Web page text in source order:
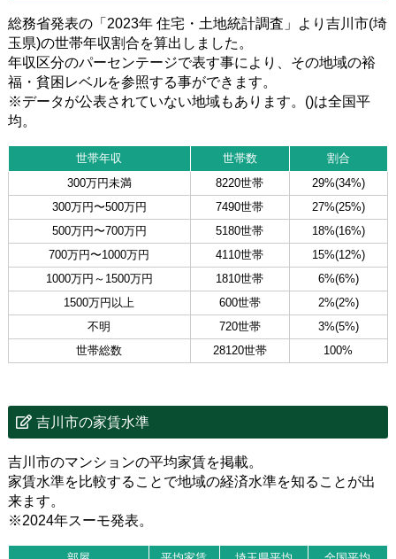
総務省発表の「2023年 住宅・土地統計調査」より吉川市(埼
玉県)の世帯年収割合を算出しました。
年収区分のパーセンテージで表す事により、その地域の裕
福・貧困レベルを参照する事ができます。
※データが公表されていない地域もあります。()は全国平
均。
世帯年収 世帯数
割合
300万円未満
8220世帯
29%(34%)
300万円〜500万円
7490世帯
27%(25%)
500万円〜700万円
5180世帯
18%(16%)
700万円〜1000万円
4110世帯
15%(12%)
1000万円～1500万円
1810世帯
6%(6%)
1500万円以上
600世帯
2%(2%)
不明
720世帯
3%(5%)
世帯総数
28120世帯 100%
吉川市の家賃水準
吉川市のマンションの平均家賃を掲載。
家賃水準を比較することで地域の経済水準を知ることが出
来ます。
※2024年スーモ発表。